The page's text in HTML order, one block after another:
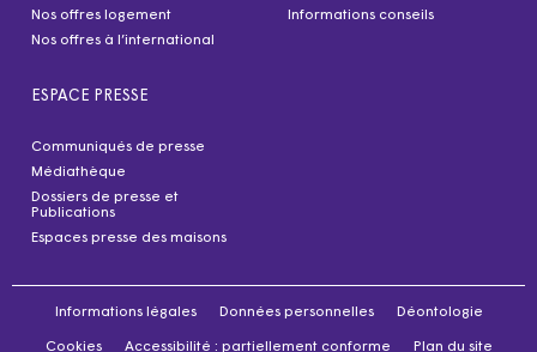
Nos offres logement
Nos offres à l’international
Informations conseils
ESPACE PRESSE
Communiqués de presse
Médiathèque
Dossiers de presse et
Publications
Espaces presse des maisons
Informations légales Données personnelles Déontologie
Cookies Accessibilité : partiellement conforme Plan du site